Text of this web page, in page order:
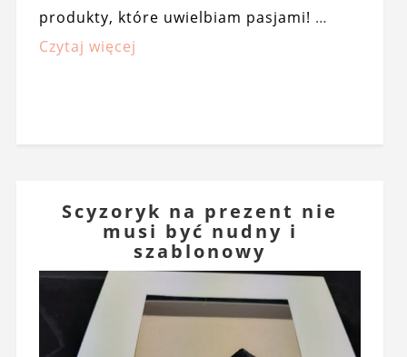
produkty, które uwielbiam pasjami! …
Czytaj więcej
Scyzoryk na prezent nie
musi być nudny i
szablonowy